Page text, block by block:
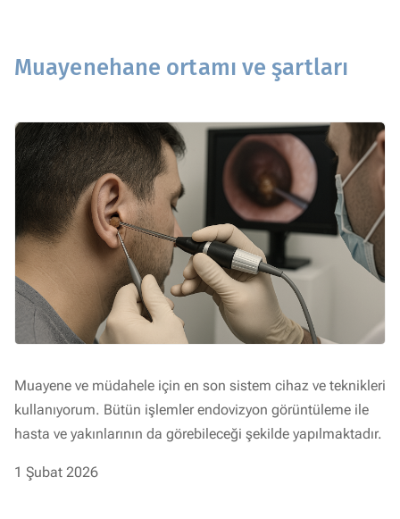
Muayenehane ortamı ve şartları
Muayene ve müdahele için en son sistem cihaz ve teknikleri
kullanıyorum. Bütün işlemler endovizyon görüntüleme ile
hasta ve yakınlarının da görebileceği şekilde yapılmaktadır.
1 Şubat 2026